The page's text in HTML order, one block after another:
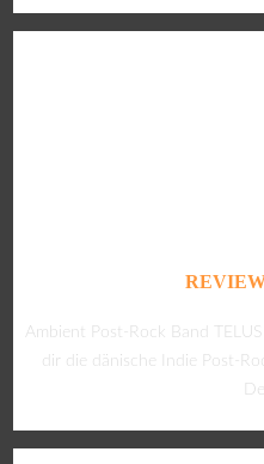
Ambient Post-Rock Band
dir die dänische Indie Post-